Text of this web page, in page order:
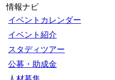
情報ナビ
イベントカレンダー
イベント紹介
スタディツアー
公募・助成金